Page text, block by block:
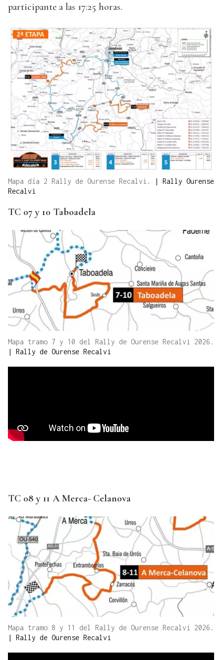
participante a las 17:25 horas.
Mapa día 2 Rally de Ourense Recalvi. | Rally Ourense
Recalvi
TC 07 y 10 Taboadela
Mapa tramo 7 y 10 del Rally de Ourense Recalvi 2026.
| Rally de Ourense Recalvi
TC 08 y 11 A Merca- Celanova
Mapa tramo 8 y 11 del Rally de Ourense Recalvi 2026.
| Rally de Ourense Recalvi